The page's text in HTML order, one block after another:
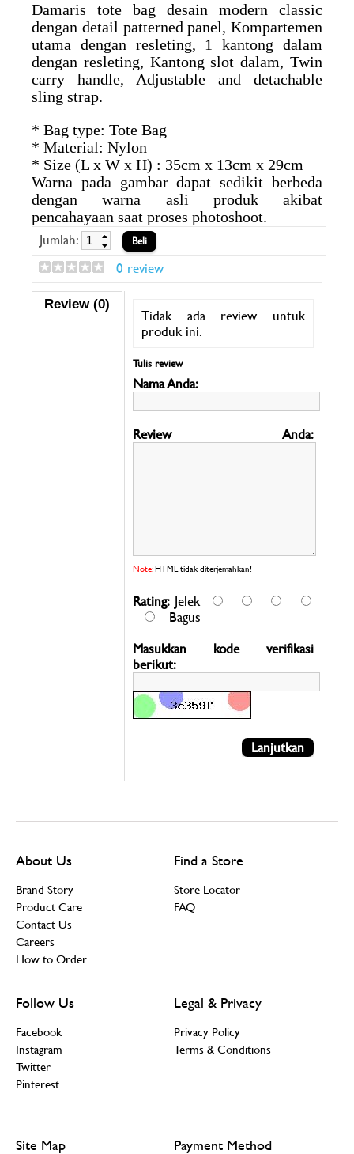
Damaris tote bag desain modern classic
dengan detail patterned panel, Kompartemen
utama dengan resleting, 1 kantong dalam
dengan resleting, Kantong slot dalam, Twin
carry handle, Adjustable and detachable
sling strap.
* Bag type: Tote Bag
* Material: Nylon
* Size (L x W x H) : 35cm x 13cm x 29cm
Warna pada gambar dapat sedikit berbeda
dengan warna asli produk akibat
pencahayaan saat proses photoshoot.
Jumlah:
0 review
Review (0)
Tidak ada review untuk
produk ini.
Tulis review
Nama Anda:
Review Anda:
Note:HTML tidak diterjemahkan!
Rating: Jelek
Bagus
Masukkan kode verifikasi
berikut:
Lanjutkan
About Us
Brand Story
Product Care
Contact Us
Careers
How to Order
Find a Store
Store Locator
FAQ
Follow Us
Facebook
Instagram
Twitter
Pinterest
Legal & Privacy
Privacy Policy
Terms & Conditions
Site Map Payment Method